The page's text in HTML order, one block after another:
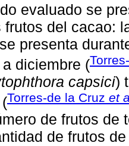
evaluado se
frutos del cacao:
presenta
diciembre (
capsici)
Torres-de la Cruz et
de frutos de
de frutos